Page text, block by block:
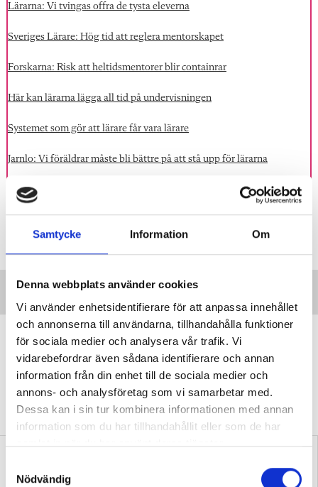
Samtycke Information Om
Denna webbplats använder cookies
Vi använder enhetsidentifierare för att anpassa innehållet
och annonserna till användarna, tillhandahålla funktioner
för sociala medier och analysera vår trafik. Vi
vidarebefordrar även sådana identifierare och annan
information från din enhet till de sociala medier och
annons- och analysföretag som vi samarbetar med.
Dessa kan i sin tur kombinera informationen med annan
information som du har tillhandahållit eller som de har
samlat in när du har använt deras tjänster.
Nödvändig
Lärarna: Vi tvingas offra de tysta eleverna
Sveriges Lärare: Hög tid att reglera mentorskapet
Forskarna: Risk att heltidsmentorer blir containrar
Här kan lärarna lägga all tid på undervisningen
Systemet som gör att lärare får vara lärare
Jarnlo: Vi föräldrar måste bli bättre på att stå upp för lärarna
”Transspråkande har fått genomslag
av en anledning”
DEBATTProfessorn: Problematiskt att
stämpla transspråkande som en ”trend” eller
”slogan”.